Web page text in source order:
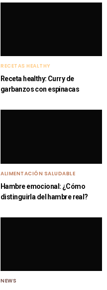
RECETAS HEALTHY
Receta healthy: Curry de
garbanzos con espinacas
ALIMENTACIÓN SALUDABLE
Hambre emocional: ¿Cómo
distinguirla del hambre real?
NEWS